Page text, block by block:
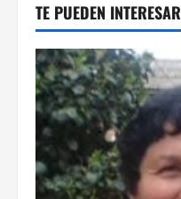
TE PUEDEN INTERESAR